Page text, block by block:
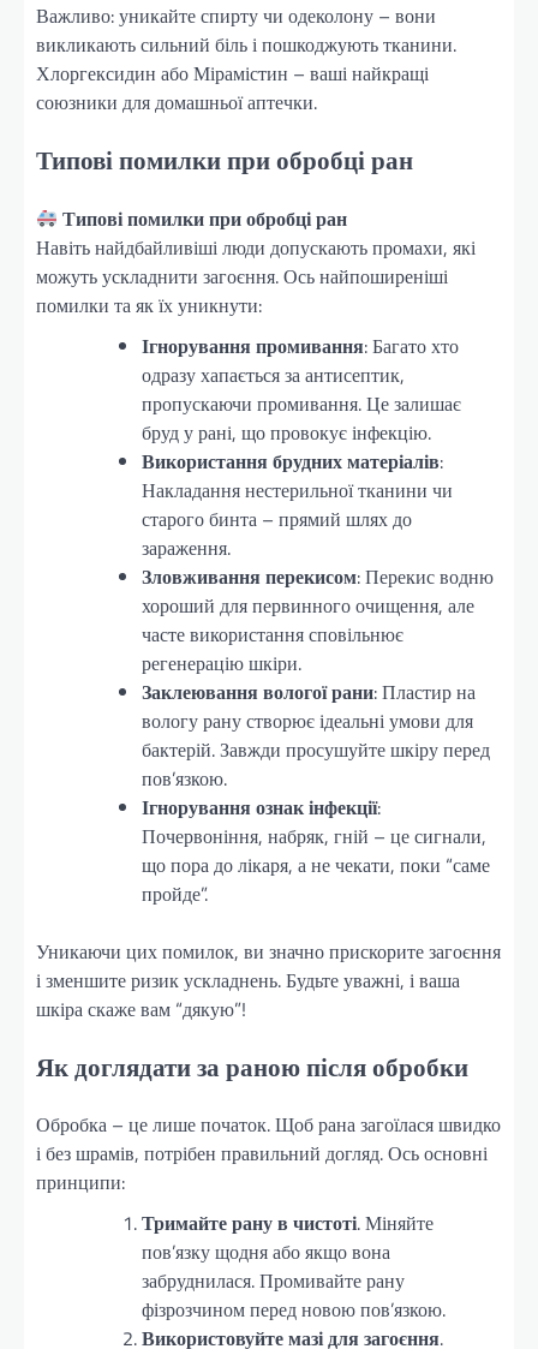
Важливо: уникайте спирту чи одеколону – вони
викликають сильний біль і пошкоджують тканини.
Хлоргексидин або Мірамістин – ваші найкращі
союзники для домашньої аптечки.
Типові помилки при обробці ран
Типові помилки при обробці ран
Навіть найдбайливіші люди допускають промахи, які
можуть ускладнити загоєння. Ось найпоширеніші
помилки та як їх уникнути:
Ігнорування промивання: Багато хто
одразу хапається за антисептик,
пропускаючи промивання. Це залишає
бруд у рані, що провокує інфекцію.
Використання брудних матеріалів:
Накладання нестерильної тканини чи
старого бинта – прямий шлях до
зараження.
Зловживання перекисом: Перекис водню
хороший для первинного очищення, але
часте використання сповільнює
регенерацію шкіри.
Заклеювання вологої рани: Пластир на
вологу рану створює ідеальні умови для
бактерій. Завжди просушуйте шкіру перед
пов’язкою.
Ігнорування ознак інфекції:
Почервоніння, набряк, гній – це сигнали,
що пора до лікаря, а не чекати, поки “саме
пройде”.
Уникаючи цих помилок, ви значно прискорите загоєння
і зменшите ризик ускладнень. Будьте уважні, і ваша
шкіра скаже вам “дякую”!
Як доглядати за раною після обробки
Обробка – це лише початок. Щоб рана загоїлася швидко
і без шрамів, потрібен правильний догляд. Ось основні
принципи:
Тримайте рану в чистоті. Міняйте
пов’язку щодня або якщо вона
забруднилася. Промивайте рану
фізрозчином перед новою пов’язкою.
Використовуйте мазі для загоєння.